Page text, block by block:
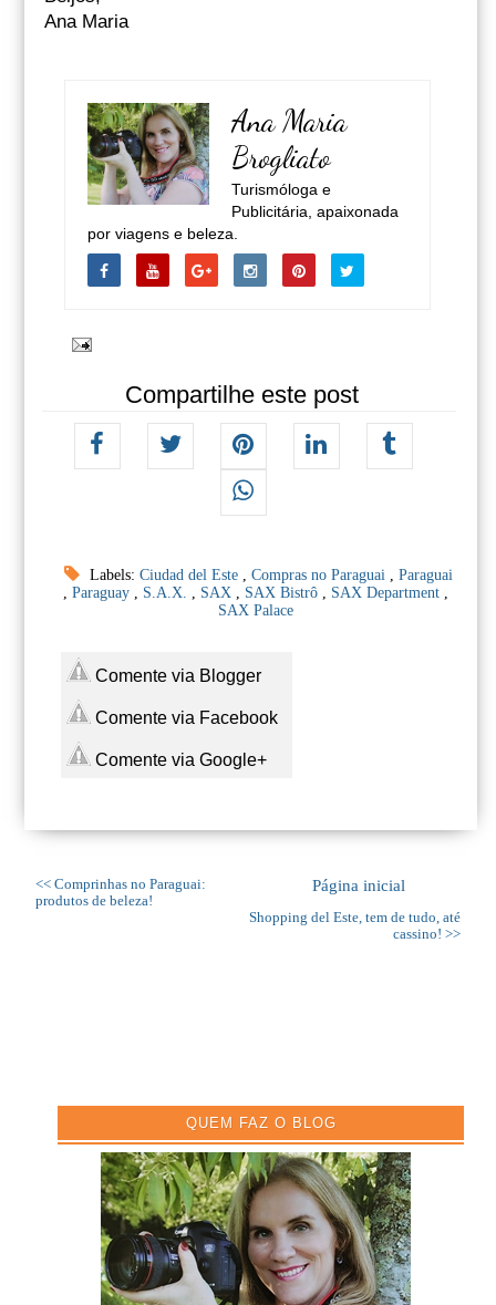
Ana Maria
Ana Maria
Brogliato
Turismóloga e
Publicitária, apaixonada
por viagens e beleza.
Compartilhe este post
Labels: Ciudad del Este Compras no Paraguai
Paraguai
Paraguay S.A.X. SAX SAX Bistrô SAX Department
SAX Palace
Comente via Blogger
Comente via Facebook
Comente via Google+
<< Comprinhas no Paraguai:
produtos de beleza!
Shopping del Este, tem de tudo, até
cassino! >>
Página inicial
QUEM FAZ O BLOG